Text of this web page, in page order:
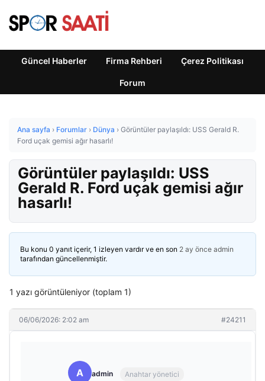
Güncel Haberler Firma Rehberi Çerez Politikası
Forum
Ana sayfa › Forumlar › Dünya › Görüntüler paylaşıldı: USS Gerald R.
Ford uçak gemisi ağır hasarlı!
Görüntüler paylaşıldı: USS
Gerald R. Ford uçak gemisi ağır
hasarlı!
Bu konu 0 yanıt içerir, 1 izleyen vardır ve en son 2 ay önce admin
tarafından güncellenmiştir.
1 yazı görüntüleniyor (toplam 1)
06/06/2026: 2:02 am #24211
A admin Anahtar yönetici